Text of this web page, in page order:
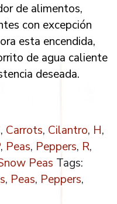
de alimentos,
con excepción
esta encendida,
de agua caliente
deseada.
, Carrots, Cilantro, H,
, Peas, Peppers, R,
Peas Tags:
, Peas, Peppers,